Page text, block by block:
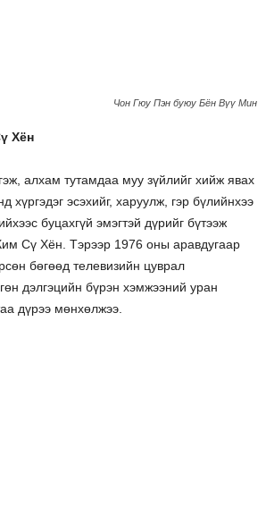
Чон Гюу Пэн буюу Бён Вүү Мин
Хён
алхам тутамдаа муу зүйлийг хийж явах
хүргэдэг эсэхийг, харуулж, гэр бүлийнхээ
буцахгүй эмэгтэй дүрийг бүтээж
Сү Хён. Тэрээр 1976 оны аравдугаар
бөгөөд телевизийн цуврал
дэлгэцийн бүрэн хэмжээний уран
дүрээ мөнхөлжээ.